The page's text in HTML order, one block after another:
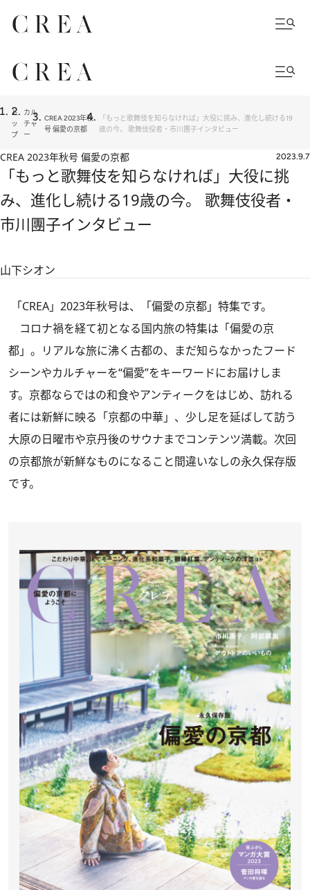
ト
ッ
プ
カル
チャ
ー
CREA 2023年秋
号 偏愛の京都
「もっと歌舞伎を知らなければ」大役に挑み、進化し続ける19
歳の今。 歌舞伎役者・市川團子インタビュー
CREA 2023年秋号 偏愛の京都 2023.9.7
「もっと歌舞伎を知らなければ」大役に挑
み、進化し続ける19歳の今。 歌舞伎役者・
市川團子インタビュー
山下シオン
「CREA」2023年秋号は、「偏愛の京都」特集です。
コロナ禍を経て初となる国内旅の特集は「偏愛の京
都」。リアルな旅に沸く古都の、まだ知らなかったフード
シーンやカルチャーを“偏愛”をキーワードにお届けしま
す。京都ならではの和食やアンティークをはじめ、訪れる
者には新鮮に映る「京都の中華」、少し足を延ばして訪う
大原の日曜市や京丹後のサウナまでコンテンツ満載。次回
の京都旅が新鮮なものになること間違いなしの永久保存版
です。